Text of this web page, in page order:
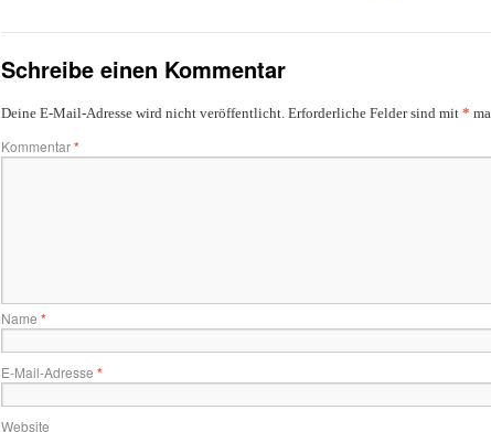
Schreibe einen Kommentar
Deine E-Mail-Adresse wird nicht veröffentlicht. Erforderliche Felder sind mit *
Kommentar*
Name *
E-Mail-Adresse *
Website